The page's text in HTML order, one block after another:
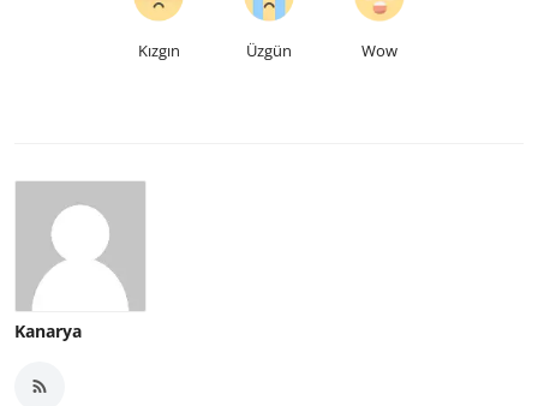
Kızgın Üzgün Wow
Kanarya